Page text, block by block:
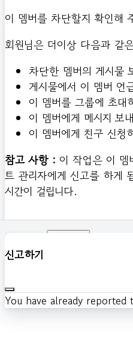
이 멤버를 차단할지 확인해
회원님은 더이상 다음과 같
차단한 멤버의 게시물
게시물에서 이 멤버 언
이 멤버를 그룹에 초대
이 멤버에게 메시지 보
이 멤버에게 친구 신청
참고 사항 : 이 작업은 이 멤
트 관리자에게 신고를 하게
시간이 걸립니다.
신고하기
You have already reported